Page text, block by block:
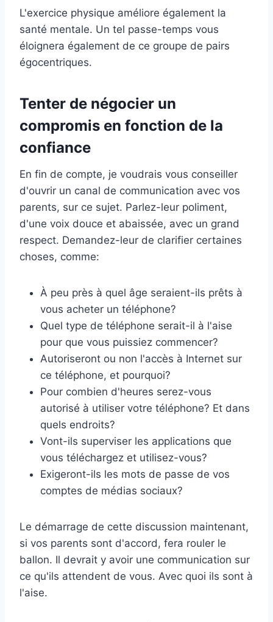
L'exercice physique améliore également la
santé mentale. Un tel passe-temps vous
éloignera également de ce groupe de pairs
égocentriques.
Tenter de négocier un
compromis en fonction de la
confiance
En fin de compte, je voudrais vous conseiller
d'ouvrir un canal de communication avec vos
parents, sur ce sujet. Parlez-leur poliment,
d'une voix douce et abaissée, avec un grand
respect. Demandez-leur de clarifier certaines
choses, comme:
À peu près à quel âge seraient-ils prêts à
vous acheter un téléphone?
Quel type de téléphone serait-il à l'aise
pour que vous puissiez commencer?
Autoriseront ou non l'accès à Internet sur
ce téléphone, et pourquoi?
Pour combien d'heures serez-vous
autorisé à utiliser votre téléphone? Et dans
quels endroits?
Vont-ils superviser les applications que
vous téléchargez et utilisez-vous?
Exigeront-ils les mots de passe de vos
comptes de médias sociaux?
Le démarrage de cette discussion maintenant,
si vos parents sont d'accord, fera rouler le
ballon. Il devrait y avoir une communication sur
ce qu'ils attendent de vous. Avec quoi ils sont à
l'aise.